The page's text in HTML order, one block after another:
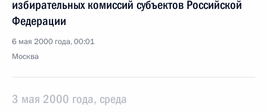
избирательных комиссий субъектов Российской
Федерации
6 мая 2000 года, 00:01
Москва
3 мая 2000 года, среда